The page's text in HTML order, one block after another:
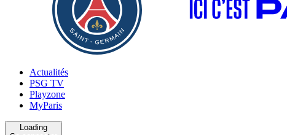
Actualités
PSG TV
Playzone
MyParis
Loading